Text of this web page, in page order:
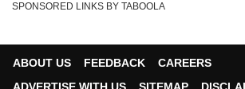
SPONSORED LINKS BY TABOOLA
ABOUT US FEEDBACK
CAREERS